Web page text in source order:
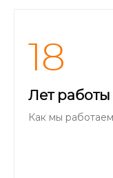
18
Лет работы
Как мы